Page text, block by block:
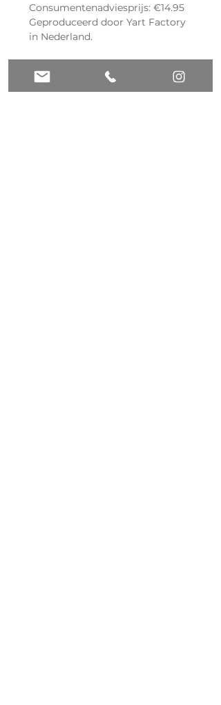
Consumentenadviesprijs: €14.95
Geproduceerd door Yart Factory
in Nederland.
niet inbegrepen